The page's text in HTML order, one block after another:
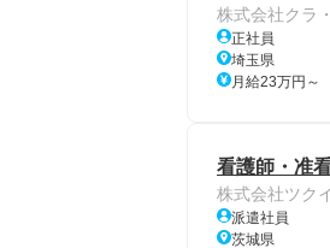
株式会社クラ
正社員
埼玉県
月給23万円～
看護師・准
株式会社ツク
派遣社員
茨城県